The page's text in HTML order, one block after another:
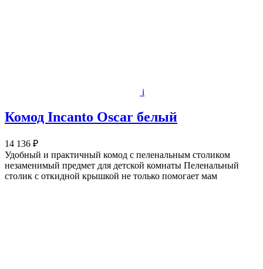
i
Комод Incanto Oscar белый
14 136 ₽
Удобный и практичный комод с пеленальным столиком
незаменимый предмет для детской комнаты Пеленальный
столик с откидной крышкой не только помогает мам